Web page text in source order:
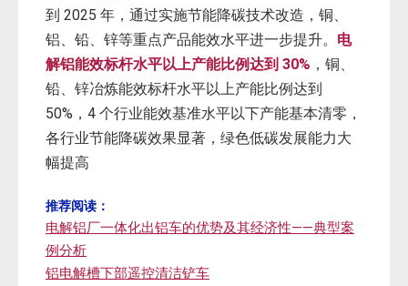
到 2025 年，通过实施节能降碳技术改造，铜、
铝、铅、锌等重点产品能效水平进一步提升。 电
解铝能效标杆水平以上产能比例达到 30% ，铜、
铅、锌冶炼能效标杆水平以上产能比例达到
50%，4 个行业能效基准水平以下产能基本清零，
各行业节能降碳效果显著，绿色低碳发展能力大
幅提高
推荐阅读：
电解铝厂一体化出铝车的优势及其经济性——典型案
例分析
铝电解槽下部遥控清洁铲车